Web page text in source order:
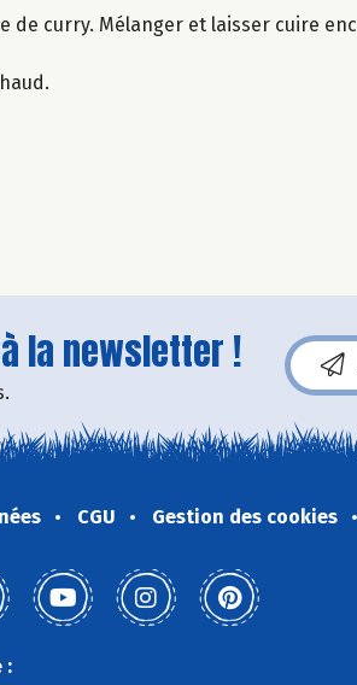
de curry. Mélanger et laisser cuire
la newsletter !
CGU Gestion des cookies
: